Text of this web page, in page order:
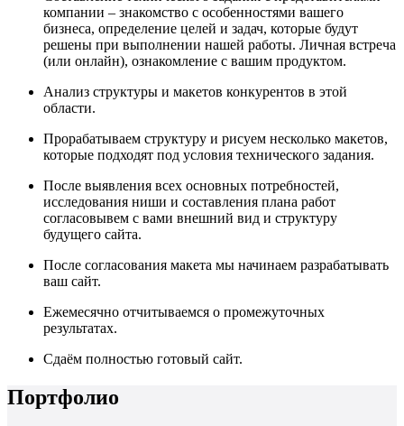
компании – знакомство с особенностями вашего
бизнеса, определение целей и задач, которые будут
решены при выполнении нашей работы. Личная встреча
(или онлайн), ознакомление с вашим продуктом.
Анализ структуры и макетов конкурентов в этой
области.
Прорабатываем структуру и рисуем несколько макетов,
которые подходят под условия технического задания.
После выявления всех основных потребностей,
исследования ниши и составления плана работ
согласовывем с вами внешний вид и структуру
будущего сайта.
После согласования макета мы начинаем разрабатывать
ваш сайт.
Ежемесячно отчитываемся о промежуточных
результатах.
Сдаём полностью готовый сайт.
Портфолио